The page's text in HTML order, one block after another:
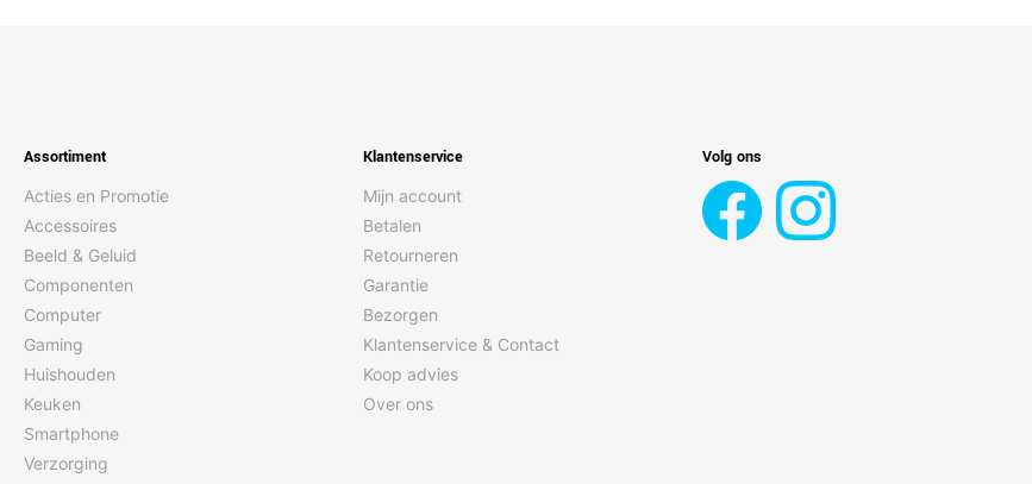
Assortiment
Acties en Promotie
Accessoires
Beeld & Geluid
Componenten
Computer
Gaming
Huishouden
Keuken
Smartphone
Verzorging
Klantenservice
Mijn account
Betalen
Retourneren
Garantie
Bezorgen
Klantenservice & Contact
Koop advies
Over ons
Volg ons